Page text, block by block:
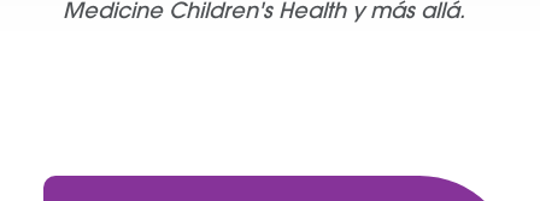
Medicine Children's Health y más allá.